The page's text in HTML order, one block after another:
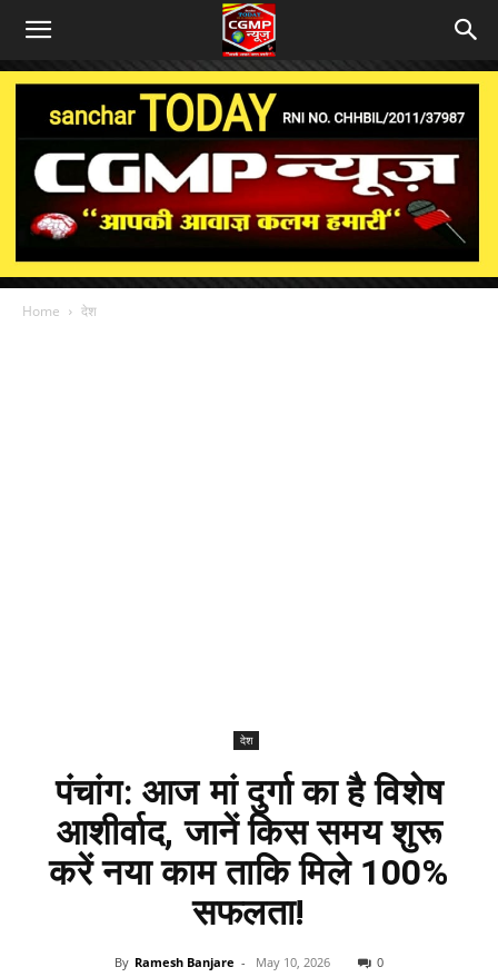
Home देश
देश
पंचांग: आज मां दुर्गा का है विशेष
आशीर्वाद, जानें किस समय शुरू
करें नया काम ताकि मिले 100%
सफलता!
By Ramesh Banjare - May 10, 2026 0